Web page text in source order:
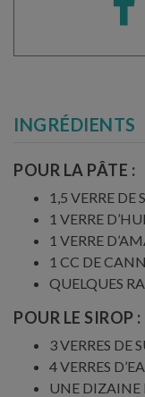
INGRÉDIENTS
POUR LA PÂTE :
1,5 VERRE DE
1 VERRE
1 VERRE
1 CC DE
QUELQUES
POUR LE SIROP :
3 VERRES DE
4 VERRES
UNE DIZAINE